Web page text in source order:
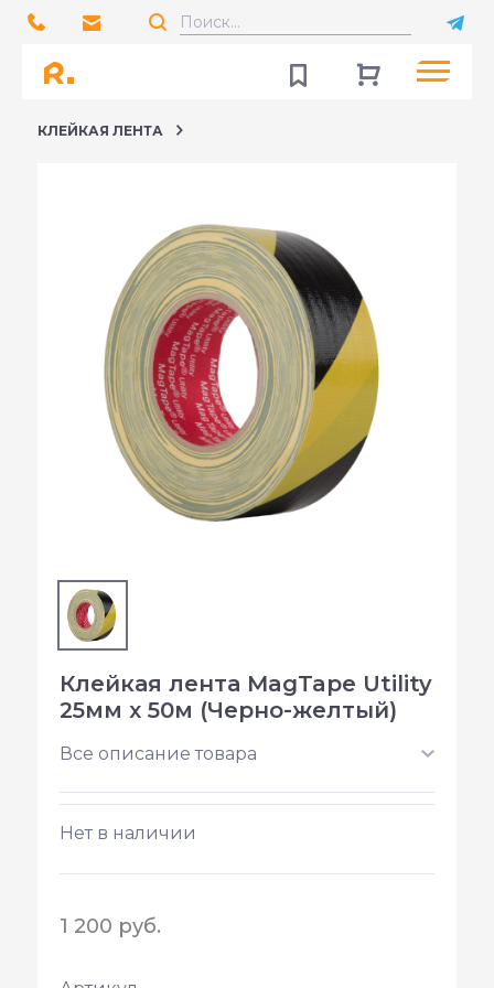
КЛЕЙКАЯ ЛЕНТА
Клейкая лента MagTape Utility
25мм х 50м (Черно-желтый)
Все описание товара
Нет в наличии
1 200 руб.